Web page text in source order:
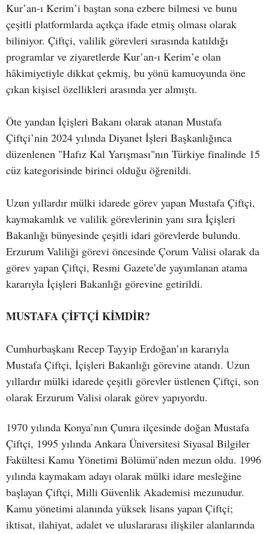
Kur’an-ı Kerim’i baştan sona ezbere bilmesi ve bunu
çeşitli platformlarda açıkça ifade etmiş olması olarak
biliniyor. Çiftçi, valilik görevleri sırasında katıldığı
programlar ve ziyaretlerde Kur’an-ı Kerim’e olan
hâkimiyetiyle dikkat çekmiş, bu yönü kamuoyunda öne
çıkan kişisel özellikleri arasında yer almıştı.
Öte yandan İçişleri Bakanı olarak atanan Mustafa
Çiftçi’nin 2024 yılında Diyanet İşleri Başkanlığınca
düzenlenen "Hafız Kal Yarışması"nın Türkiye finalinde 15
cüz kategorisinde birinci olduğu öğrenildi.
Uzun yıllardır mülki idarede görev yapan Mustafa Çiftçi,
kaymakamlık ve valilik görevlerinin yanı sıra İçişleri
Bakanlığı bünyesinde çeşitli idari görevlerde bulundu.
Erzurum Valiliği görevi öncesinde Çorum Valisi olarak da
görev yapan Çiftçi, Resmi Gazete’de yayımlanan atama
kararıyla İçişleri Bakanlığı görevine getirildi.
MUSTAFA ÇİFTÇİ KİMDİR?
Cumhurbaşkanı Recep Tayyip Erdoğan’ın kararıyla
Mustafa Çiftçi, İçişleri Bakanlığı görevine atandı. Uzun
yıllardır mülki idarede çeşitli görevler üstlenen Çiftçi, son
olarak Erzurum Valisi olarak görev yapıyordu.
1970 yılında Konya’nın Çumra ilçesinde doğan Mustafa
Çiftçi, 1995 yılında Ankara Üniversitesi Siyasal Bilgiler
Fakültesi Kamu Yönetimi Bölümü’nden mezun oldu. 1996
yılında kaymakam adayı olarak mülki idare mesleğine
başlayan Çiftçi, Milli Güvenlik Akademisi mezunudur.
Kamu yönetimi alanında yüksek lisans yapan Çiftçi;
iktisat, ilahiyat, adalet ve uluslararası ilişkiler alanlarında